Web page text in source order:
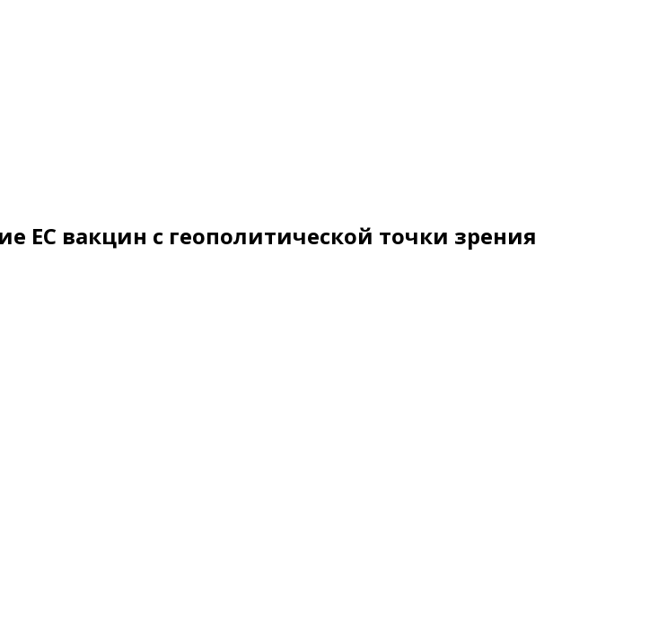
ЕС вакцин с геополитической точки зрения